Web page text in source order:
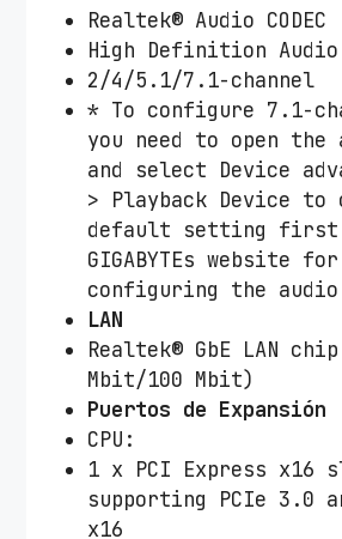
Realtek® Audio CODEC
High Definition Audio
2/4/5.1/7.1-channel
* To configure 7.1-
you need to open the
and select Device
> Playback Device to
default setting
GIGABYTEs website
configuring the
LAN
Realtek® GbE LAN
Mbit/100 Mbit)
Puertos de Expansión
CPU:
1 x PCI Express x16
supporting PCIe 3.0
x16